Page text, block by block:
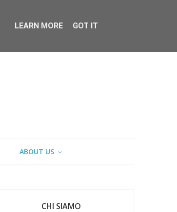
ABOUT US
CHI SIAMO
LEARN MORE GOT IT